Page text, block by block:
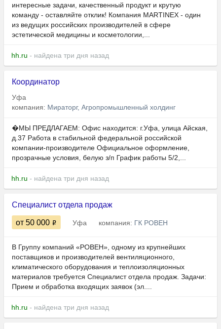
интересные задачи, качественный продукт и крутую
команду - оставляйте отклик! Компания MARTINEX - один
из ведущих российских производителей в сфере
эстетической медицины и косметологии,...
hh.ru - найдена три дня назад
Координатор
Уфа
компания: Мираторг, Агропромышленный холдинг
�МЫ ПРЕДЛАГАЕМ: Офис находится: г.Уфа, улица Айская,
д.37 Работа в стабильной федеральной российской
компании-производителе Официальное оформление,
прозрачные условия, белую з/п График работы 5/2,...
hh.ru - найдена три дня назад
Специалист отдела продаж
от 50 000 Уфа компания: ГК РОВЕН
В Группу компаний «РОВЕН», одному из крупнейших
поставщиков и производителей вентиляционного,
климатического оборудования и теплоизоляционных
материалов требуется Специалист отдела продаж. Задачи:
Прием и обработка входящих заявок (эл....
hh.ru - найдена три дня назад